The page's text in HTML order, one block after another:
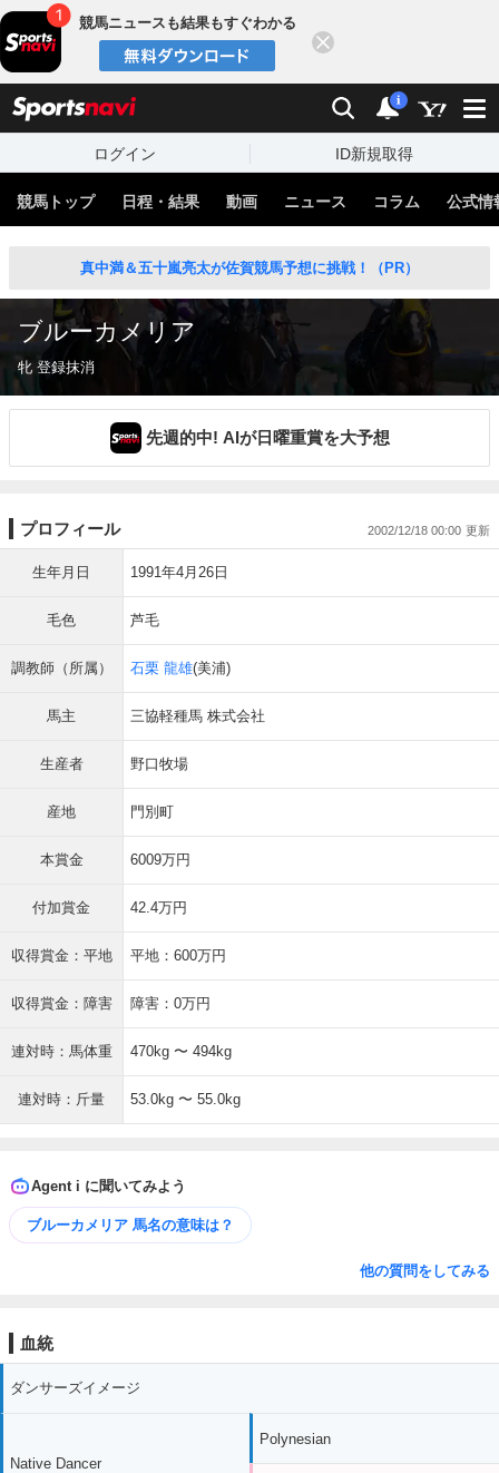
競馬ニュースも結果もすぐわかる
検索 通知
i
ログイン ID新規取得
競馬トップ 日程・結果 動画 ニュース コラム 公式情
真中満＆五十嵐亮太が佐賀競馬予想に挑戦！（PR）
ブルーカメリア
牝 登録抹消
先週的中! AIが日曜重賞を大予想
プロフィール 2002/12/18 00:00
生年月日 1991年4月26日
毛色 芦毛
調教師（所属） 石栗 龍雄(美浦)
馬主 三協軽種馬 株式会社
生産者 野口牧場
産地 門別町
本賞金 6009万円
付加賞金 42.4万円
収得賞金：平地 平地：600万円
収得賞金：障害 障害：0万円
連対時：馬体重 470kg 〜 494kg
連対時：斤量 53.0kg 〜 55.0kg
Agent i に聞いてみよう
ブルーカメリア 馬名の意味は？
他の質問をしてみる
血統
ダンサーズイメージ
Native Dancer
Polynesian